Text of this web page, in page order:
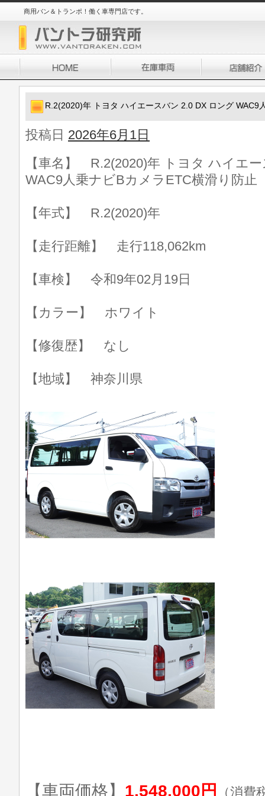
商用バン＆トランポ！働く車専門店です。
R.2(2020)年 トヨタ ハイエースバン 2.0 DX ロング WAC9
投稿日 2026年6月1日
【車名】 R.2(2020)年 トヨタ ハイエ
WAC9人乗ナビBカメラETC横滑り防止
【年式】 R.2(2020)年
【走行距離】 走行118,062km
【車検】 令和9年02月19日
【カラー】 ホワイト
【修復歴】 なし
【地域】 神奈川県
【車両価格】 1,548,000円 （消費